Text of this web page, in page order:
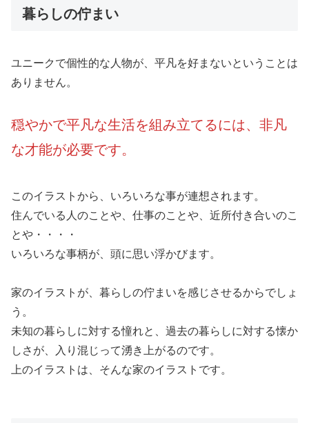
暮らしの佇まい
ユニークで個性的な人物が、平凡を好まないということは
ありません。
穏やかで平凡な生活を組み立てるには、非凡
な才能が必要です。
このイラストから、いろいろな事が連想されます。
住んでいる人のことや、仕事のことや、近所付き合いのこ
とや・・・・
いろいろな事柄が、頭に思い浮かびます。
家のイラストが、暮らしの佇まいを感じさせるからでしょ
う。
未知の暮らしに対する憧れと、過去の暮らしに対する懐か
しさが、入り混じって湧き上がるのです。
上のイラストは、そんな家のイラストです。